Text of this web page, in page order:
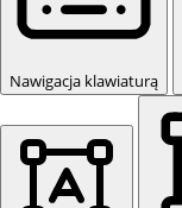
Nawigacja klawiaturą